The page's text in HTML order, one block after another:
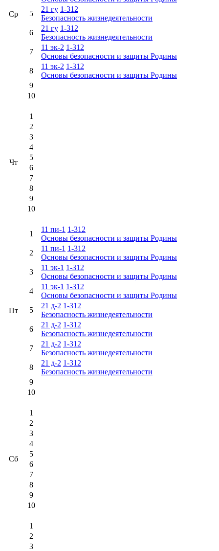
Ср
5
21 гу 1-312
Безопасность жизнедеятельности
6
21 гу 1-312
Безопасность жизнедеятельности
7
11 эк-2 1-312
Основы безопасности и защиты Родины
8
11 эк-2 1-312
Основы безопасности и защиты Родины
9
10
Чт
1
2
3
4
5
6
7
8
9
10
Пт
1
11 пи-1 1-312
Основы безопасности и защиты Родины
2
11 пи-1 1-312
Основы безопасности и защиты Родины
3
11 эк-1 1-312
Основы безопасности и защиты Родины
4
11 эк-1 1-312
Основы безопасности и защиты Родины
5
21 д-2 1-312
Безопасность жизнедеятельности
6
21 д-2 1-312
Безопасность жизнедеятельности
7
21 д-2 1-312
Безопасность жизнедеятельности
8
21 д-2 1-312
Безопасность жизнедеятельности
9
10
Сб
1
2
3
4
5
6
7
8
9
10
1
2
3